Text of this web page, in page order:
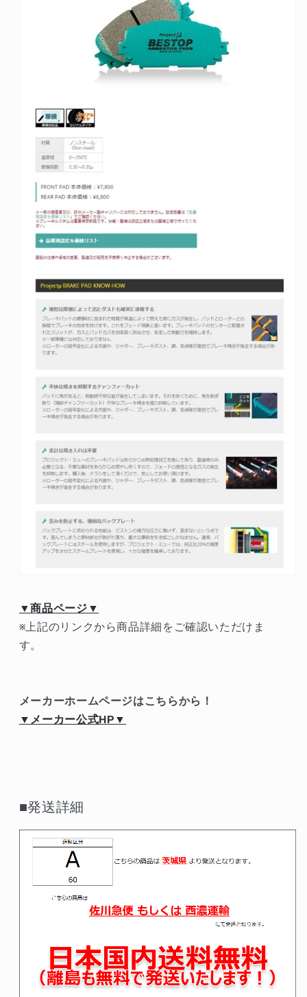
▼商品ページ▼
※上記のリンクから商品詳細をご確認いただけま
す。
メーカーホームページはこちらから！
▼メーカー公式HP▼
■発送詳細